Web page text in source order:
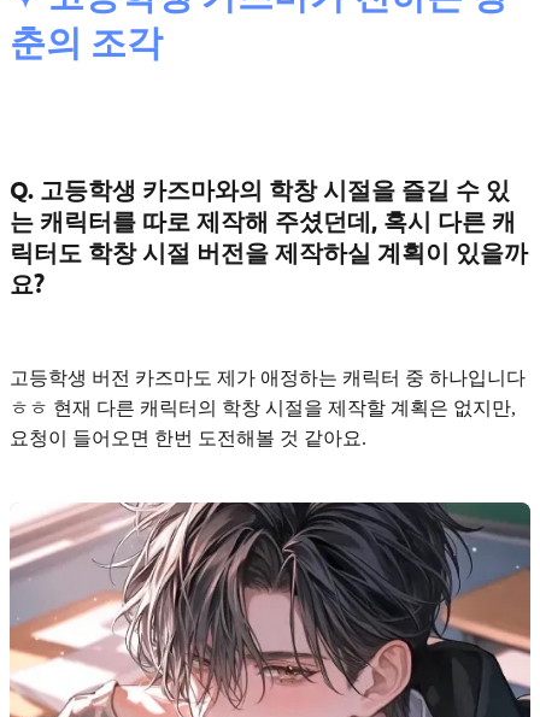
춘의 조각
Q. 고등학생 카즈마와의 학창 시절을 즐길 수 있
는 캐릭터를 따로 제작해 주셨던데, 혹시 다른 캐
릭터도 학창 시절 버전을 제작하실 계획이 있을까
요?
고등학생 버전 카즈마도 제가 애정하는 캐릭터 중 하나입니다
ㅎㅎ 현재 다른 캐릭터의 학창 시절을 제작할 계획은 없지만,
요청이 들어오면 한번 도전해볼 것 같아요.